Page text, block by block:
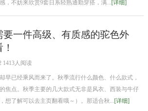
，不妨来欣赏9套日系轻熟通勤穿搭，满...[详细]
要一件高级、有质感的驼色外
1413人阅读
早已经乘风而来了。秋季流行什么颜色、什么款式，
焦点。秋季主要的几大款式无非是风衣、西装与牛仔
想了解可以去主页翻看哦～）。那适合秋...[详细]